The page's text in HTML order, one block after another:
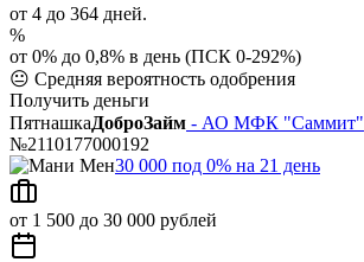
от 4 до 364 дней.
%
от 0% до 0,8% в день (ПСК 0-292%)
😐 Средняя вероятность одобрения
Получить деньги
ПятнашкаДоброЗайм - АО МФК "Саммит"
№2110177000192
30 000 под 0% на 21 день
от 1 500 до 30 000 рублей